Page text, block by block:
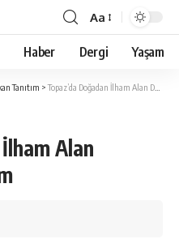
Aa
Haber Dergi Yaşam
Tanıtım >Topaz’da Doğadan İlham Alan Duyusal bir Deneyim
Alan